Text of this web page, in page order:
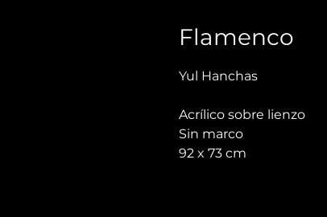
Flamenco
Yul Hanchas
Acrílico sobre lienzo
Sin marco
92 x 73 cm